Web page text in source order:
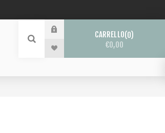
CARRELLO 0
€0,00